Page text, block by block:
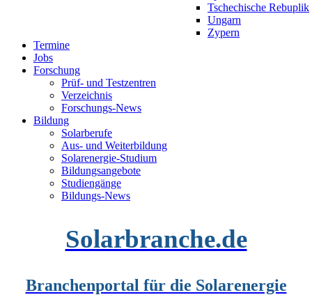
Tschechische Rebuplik
Ungarn
Zypern
Termine
Jobs
Forschung
Prüf- und Testzentren
Verzeichnis
Forschungs-News
Bildung
Solarberufe
Aus- und Weiterbildung
Solarenergie-Studium
Bildungsangebote
Studiengänge
Bildungs-News
Solarbranche.de
Branchenportal für die Solarenergie